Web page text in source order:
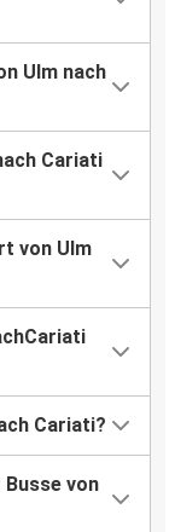
Ulm nach
Cariati
von Ulm
Cariati?
von